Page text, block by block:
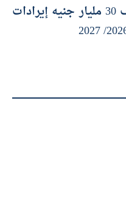
«القابضة الكيماوية» تستهدف 30 مليار جنيه إيرادات